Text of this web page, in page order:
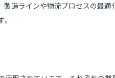
造ラインや物流プロセスの最適